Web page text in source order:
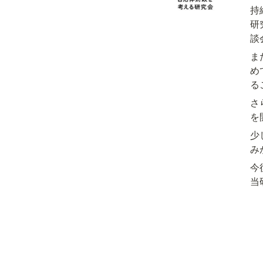
持
研
談
め
る
さ
を
少
み
今
当